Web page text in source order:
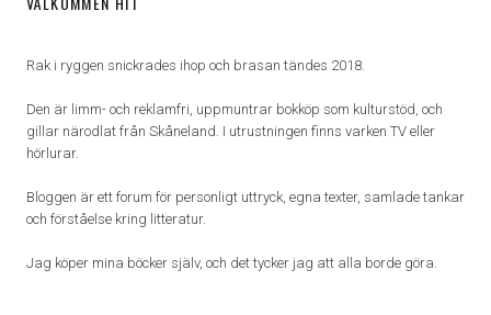
Rak i ryggen snickrades ihop och brasan tändes 2018.
Den är limm- och reklamfri, uppmuntrar bokköp som kulturstöd, och
gillar närodlat från Skåneland. I utrustningen finns varken TV eller
hörlurar.
Bloggen är ett forum för personligt uttryck, egna texter, samlade tankar
och förståelse kring litteratur.
Jag köper mina böcker själv, och det tycker jag att alla borde göra.